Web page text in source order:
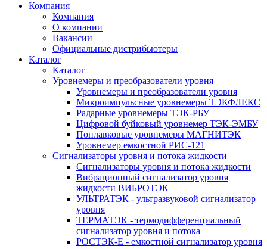
Компания
Компания
О компании
Вакансии
Официальные дистрибьютеры
Каталог
Каталог
Уровнемеры и преобразователи уровня
Уровнемеры и преобразователи уровня
Микроимпульсные уровнемеры ТЭКФЛЕКС
Радарные уровнемеры ТЭК-РБУ
Цифровой буйковый уровнемер ТЭК-ЭМБУ
Поплавковые уровнемеры МАГНИТЭК
Уровнемер емкостной РИС-121
Сигнализаторы уровня и потока жидкости
Сигнализаторы уровня и потока жидкости
Вибрационный сигнализатор уровня
жидкости ВИБРОТЭК
УЛЬТРАТЭК - ультразвуковой сигнализатор
уровня
ТЕРМАТЭК - термодифференциальный
сигнализатор уровня и потока
РОСТЭК-Е - емкостной сигнализатор уровня